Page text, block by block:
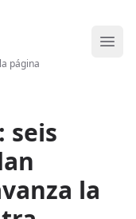
página
Abrir
seis
la